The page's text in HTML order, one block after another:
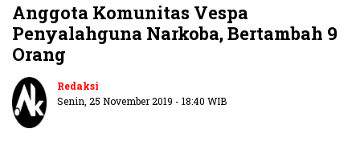
Anggota Komunitas Vespa
Penyalahguna Narkoba, Bertambah 9
Orang
Redaksi
Senin, 25 November 2019 - 18:40 WIB